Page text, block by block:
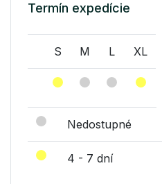
Termín expedície
S M L XL
Nedostupné
4 - 7 dní